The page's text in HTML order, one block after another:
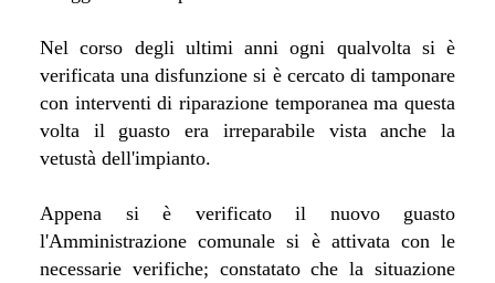
Nel corso degli ultimi anni ogni qualvolta si è
verificata una disfunzione si è cercato di tamponare
con interventi di riparazione temporanea ma questa
volta il guasto era irreparabile vista anche la
vetustà dell'impianto.
Appena si è verificato il nuovo guasto
l'Amministrazione comunale si è attivata con le
necessarie verifiche; constatato che la situazione